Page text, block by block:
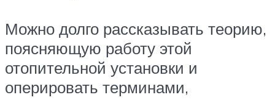
Можно долго рассказывать теорию,
поясняющую работу этой
отопительной установки и
оперировать терминами,